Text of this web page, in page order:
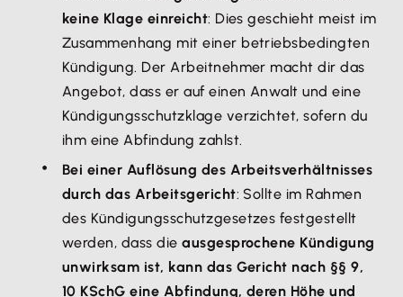
keine Klage einreicht: Dies geschieht meist im
Zusammenhang mit einer betriebsbedingten
Kündigung. Der Arbeitnehmer macht dir das
Angebot, dass er auf einen Anwalt und eine
Kündigungsschutzklage verzichtet, sofern du
ihm eine Abfindung zahlst.
Bei einer Auflösung des Arbeitsverhältnisses
durch das Arbeitsgericht: Sollte im Rahmen
des Kündigungsschutzgesetzes festgestellt
werden, dass dieausgesprochene Kündigung
unwirksam ist, kann das Gericht nach §§ 9,
10 KSchG eine Abfindung, deren Höhe und